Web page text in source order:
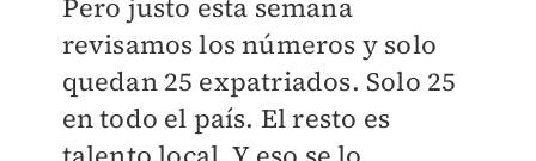
revisamos los números y solo
quedan 25 expatriados. Solo 25
en todo el país. El resto es